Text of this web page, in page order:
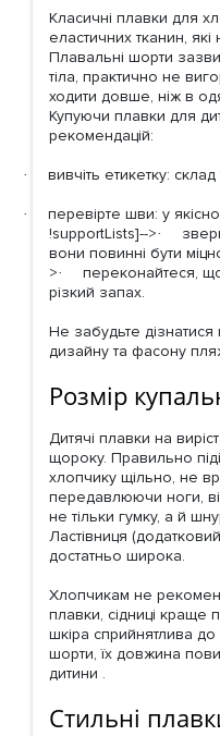
Класичні плавки для
еластичних тканин,
Плавальні шорти
тіла, практично не
ходити довше, ніж в
Купуючи плавки для
рекомендацій:
· вивчіть етикетку:
·
перевірте шви: у
!supportLists]-->·
вони повинні бути
>·
переконайтеся,
різкий запах.
Не забудьте
дизайну та фасону
Розмір
Дитячі плавки на
щороку. Правильно
хлопчику щільно, не
передавлюючи ноги,
не тільки гумку, а й
Ластівниця
достатньо широка.
Хлопчикам не
плавки, сідниці краще
шкіра сприйнятлива
шорти, їх довжина
дитини .
Стильні